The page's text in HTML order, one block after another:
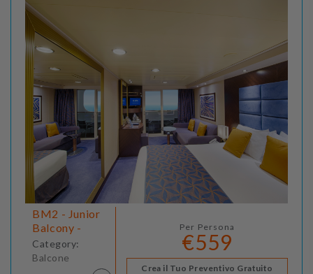
BM2 - Junior
Balcony -
Category:
Balcone
Per Persona
€559
Crea il Tuo Preventivo Gratuito